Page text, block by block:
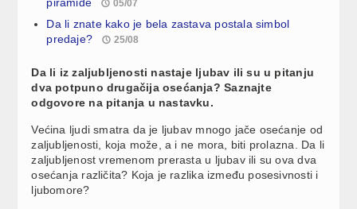
05/07
Da li znate kako je bela zastava postala simbol
predaje?
25/08
Da li iz zaljubljenosti nastaje ljubav ili su u pitanju
dva potpuno drugačija osećanja? Saznajte
odgovore na pitanja u nastavku.
Većina ljudi smatra da je ljubav mnogo jače osećanje od
zaljubljenosti, koja može, a i ne mora, biti prolazna. Da li
zaljubljenost vremenom prerasta u ljubav ili su ova dva
osećanja različita? Koja je razlika između posesivnosti i
ljubomore?